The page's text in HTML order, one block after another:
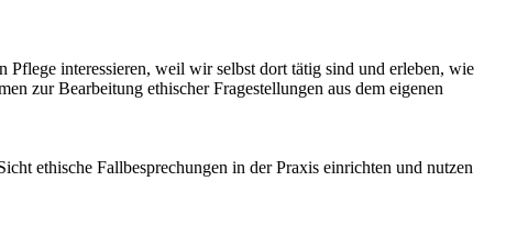
interessieren, weil wir selbst dort tätig sind und erleben, wie
zur Bearbeitung ethischer Fragestellungen aus dem eigenen
ethische Fallbesprechungen in der Praxis einrichten und nutzen